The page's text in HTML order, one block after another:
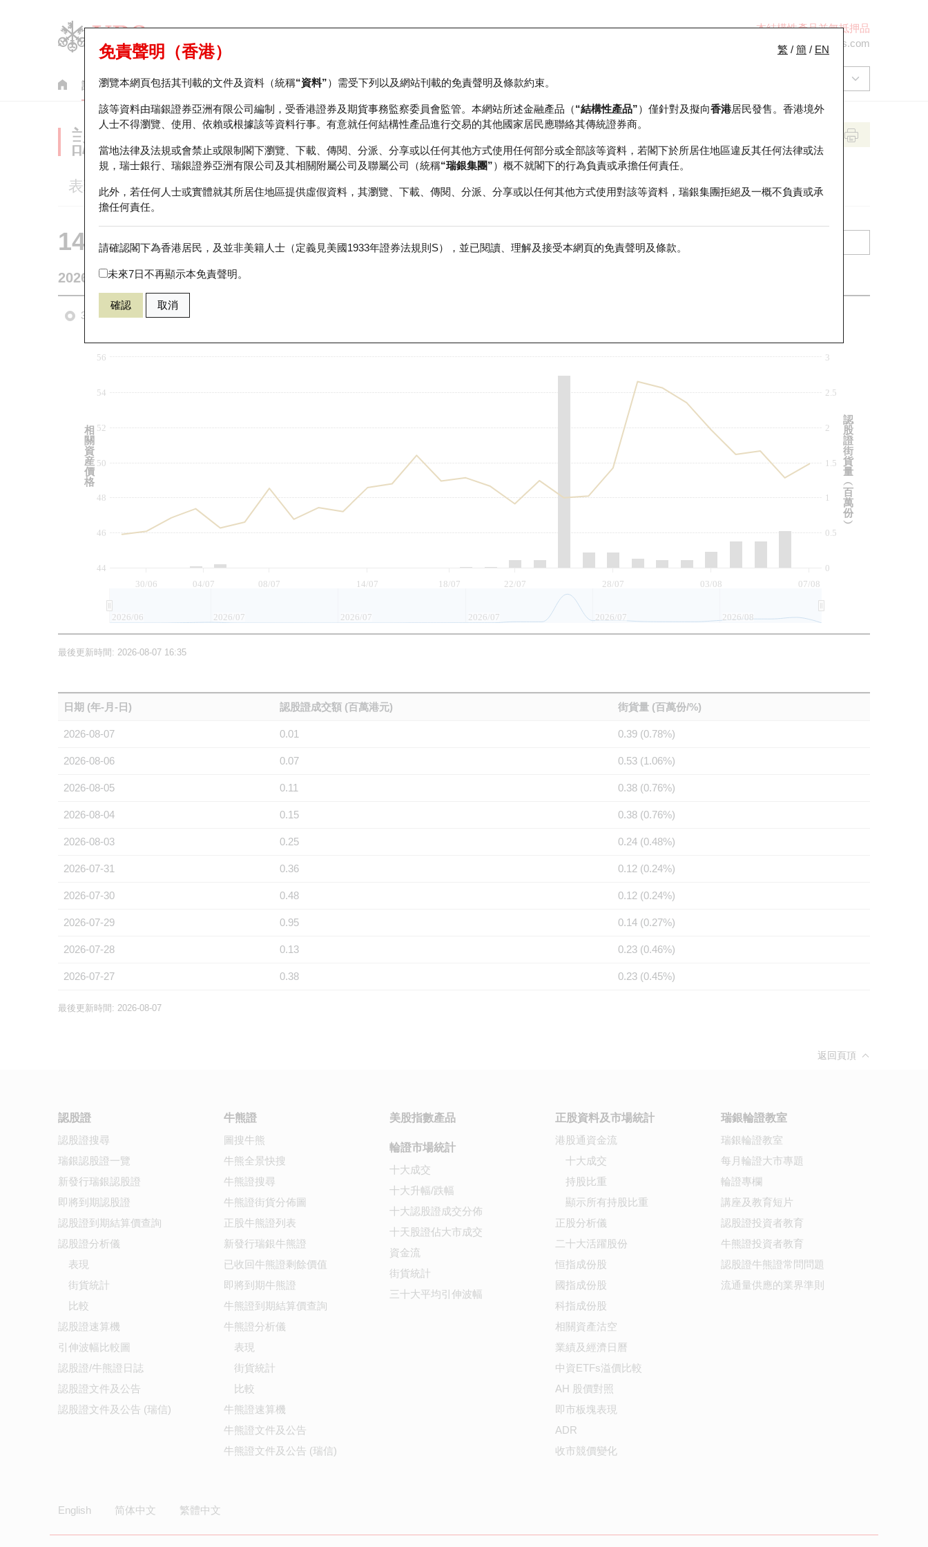
本結構性產品並無抵押品
ol-hkwarrants@ubs.com
認股證 牛熊證 美股指數產品 輪證市場統計 正股資料及市場統計 瑞銀輪證教室
繁 / 簡 / EN
免責聲明（香港）
瀏覽本網頁包括其刊載的文件及資料（統稱“資料”）需受下列以及網站刊載的免責聲明及條款約束。
該等資料由瑞銀證券亞洲有限公司編制，受香港證券及期貨事務監察委員會監管。本網站所述金融產品（“結構性產品”）僅針對及擬向香港居民發售。香港境外
人士不得瀏覽、使用、依賴或根據該等資料行事。有意就任何結構性產品進行交易的其他國家居民應聯絡其傳統證券商。
當地法律及法規或會禁止或限制閣下瀏覽、下載、傳閱、分派、分享或以任何其他方式使用任何部分或全部該等資料，若閣下於所居住地區違反其任何法律或法
規，瑞士銀行、瑞銀證券亞洲有限公司及其相關附屬公司及聯屬公司（統稱“瑞銀集團”）概不就閣下的行為負責或承擔任何責任。
此外，若任何人士或實體就其所居住地區提供虛假資料，其瀏覽、下載、傳閱、分派、分享或以任何其他方式使用對該等資料，瑞銀集團拒絕及一概不負責或承
擔任何責任。
請確認閣下為香港居民，及並非美籍人士（定義見美國1933年證券法規則S），並已閱讀、理解及接受本網頁的免責聲明及條款。
未來7日不再顯示本免責聲明。
確認 取消
認股證分析儀
表現 街貨統計 比較
14324 瑞銀認購 2015 理想汽車－Ｗ
2026-08-07 相關資產價格 49.92
3個月 6個月
30/06 04/07 08/07 14/07 18/07 22/07 28/07 03/08 07/08
0
0.5
1
1.5
2
2.5
3
44
46
48
50
52
54
56
2026/06 2026/07 2026/07 2026/07 2026/07 2026/08
認
股
證
街
貨
量
︵
百
萬
份
︶
相
關
資
産
價
格
最後更新時間: 2026-08-07 16:35
日期 (年-月-日) 認股證成交額 (百萬港元) 街貨量 (百萬份/%)
2026-08-07 0.01 0.39 (0.78%)
2026-08-06 0.07 0.53 (1.06%)
2026-08-05 0.11 0.38 (0.76%)
2026-08-04 0.15 0.38 (0.76%)
2026-08-03 0.25 0.24 (0.48%)
2026-07-31 0.36 0.12 (0.24%)
2026-07-30 0.48 0.12 (0.24%)
2026-07-29 0.95 0.14 (0.27%)
2026-07-28 0.13 0.23 (0.46%)
2026-07-27 0.38 0.23 (0.45%)
最後更新時間: 2026-08-07
返回頁頂
認股證
認股證搜尋
瑞銀認股證一覽
新發行瑞銀認股證
即將到期認股證
認股證到期結算價查詢
認股證分析儀
表現
街貨統計
比較
認股證速算機
引伸波幅比較圖
認股證/牛熊證日誌
認股證文件及公告
認股證文件及公告 (瑞信)
牛熊證
圖搜牛熊
牛熊全景快搜
牛熊證搜尋
牛熊證街貨分佈圖
正股牛熊證列表
新發行瑞銀牛熊證
已收回牛熊證剩餘價值
即將到期牛熊證
牛熊證到期結算價查詢
牛熊證分析儀
表現
街貨統計
比較
牛熊證速算機
牛熊證文件及公告
牛熊證文件及公告 (瑞信)
美股指數產品
輪證市場統計
十大成交
十大升幅/跌幅
十大認股證成交分佈
十天股證佔大市成交
資金流
街貨統計
三十大平均引伸波幅
正股資料及市場統計
港股通資金流
十大成交
持股比重
顯示所有持股比重
正股分析儀
二十大活躍股份
恒指成份股
國指成份股
科指成份股
相關資產沽空
業績及經濟日曆
中資ETFs溢價比較
AH 股價對照
即市板塊表現
ADR
收市競價變化
瑞銀輪證教室
瑞銀輪證教室
每月輪證大市專題
輪證專欄
講座及教育短片
認股證投資者教育
牛熊證投資者教育
認股證牛熊證常問問題
流通量供應的業界準則
English 简体中文 繁體中文